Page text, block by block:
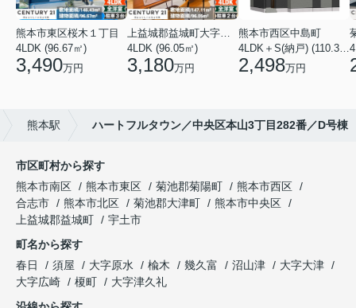
熊本市東区桜木１丁目
4LDK (96.67㎡)
3,490万円
4LDK (96.05㎡)
3,180万円
熊本市西区中島町
2,498万円
熊本駅 ハートフルタウン／中央区本山3丁目282番／D号棟
市区町村から探す
熊本市南区
熊本市東区 菊池郡菊陽町
熊本市西区
合志市
熊本市北区 菊池郡大津町
熊本市中央区
上益城郡益城町
宇土市
町名から探す
春日
須屋 大字原水 楡木 幾久富 沼山津
大字大津
大字広崎
榎町
大字津久礼